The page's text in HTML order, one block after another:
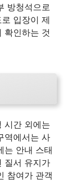
방청석으로
입장이 제
확인하는 것
시간 외에는
역에서는 사
는 안내 스태
질서 유지가
참여가 관객